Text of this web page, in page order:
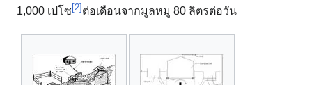
1,000 เปโซ [2] ต่อเดือนจากมูลหมู 80 ลิตรต่อวัน